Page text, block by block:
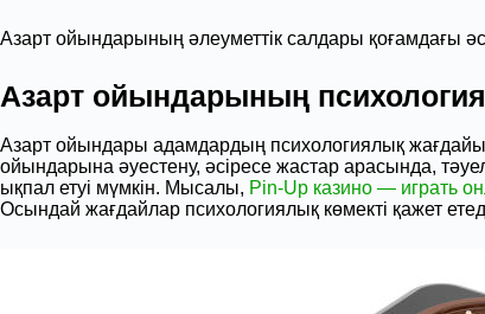
Азарт ойындарының әлеуметтік салдары қоғамдағы
Азарт ойындарының
Азарт ойындары адамдардың психологиялық
ойындарына әуестену, әсіресе жастар арасында,
ықпал етуі мүмкін. Мысалы, Pin-Up казино — играть
Осындай жағдайлар психологиялық көмекті қажет